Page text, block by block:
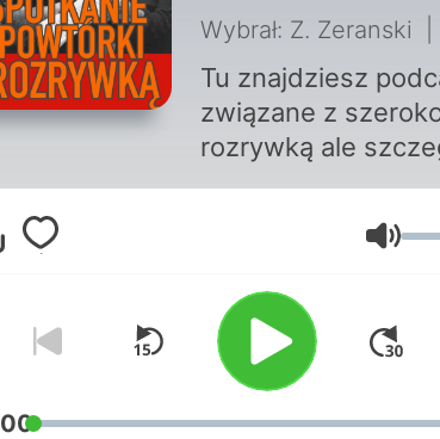
Wybrał: Z. Zeranski
Tu znajdziesz
związane z
rozrywką ale
radiowymi
satyrycznymi jak:
Parafonia, Tylko
Studio 202, Katedra
Mniemanologii
Serwus jestem
kultowe 60-minut